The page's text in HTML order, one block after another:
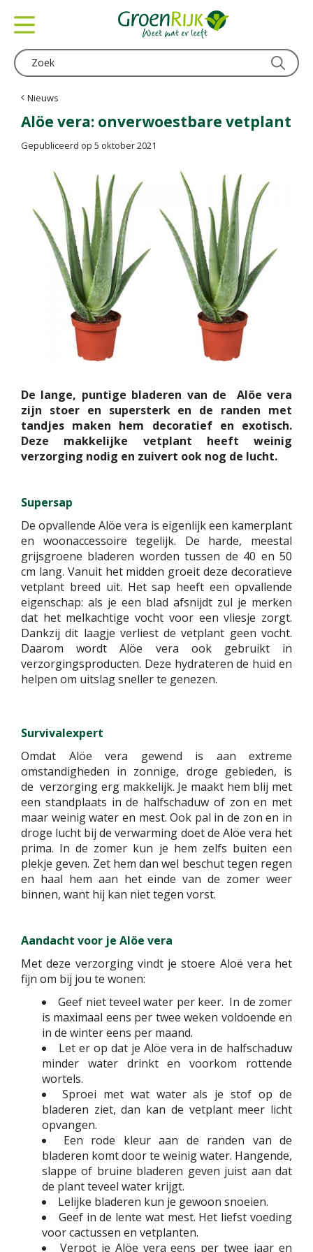
Nieuws
Alöe vera: onverwoestbare vetplant
Gepubliceerd op 5 oktober 2021
De lange, puntige bladeren van de Alöe vera
zijn stoer en supersterk en de randen met
tandjes maken hem decoratief en exotisch.
Deze makkelijke vetplant heeft weinig
verzorging nodig en zuivert ook nog de lucht.
Supersap
De opvallende Alöe vera is eigenlijk een kamerplant
en woonaccessoire tegelijk. De harde, meestal
grijsgroene bladeren worden tussen de 40 en 50
cm lang. Vanuit het midden groeit deze decoratieve
vetplant breed uit. Het sap heeft een opvallende
eigenschap: als je een blad afsnijdt zul je merken
dat het melkachtige vocht voor een vliesje zorgt.
Dankzij dit laagje verliest de vetplant geen vocht.
Daarom wordt Alöe vera ook gebruikt in
verzorgingsproducten. Deze hydrateren de huid en
helpen om uitslag sneller te genezen.
Survivalexpert
Omdat Alöe vera gewend is aan extreme
omstandigheden in zonnige, droge gebieden, is
de verzorging erg makkelijk. Je maakt hem blij met
een standplaats in de halfschaduw of zon en met
maar weinig water en mest. Ook pal in de zon en in
droge lucht bij de verwarming doet de Alöe vera het
prima. In de zomer kun je hem zelfs buiten een
plekje geven. Zet hem dan wel beschut tegen regen
en haal hem aan het einde van de zomer weer
binnen, want hij kan niet tegen vorst.
Aandacht voor je Alöe vera
Met deze verzorging vindt je stoere Aloë vera het
fijn om bij jou te wonen:
Geef niet teveel water per keer. In de zomer
is maximaal eens per twee weken voldoende en
in de winter eens per maand.
Let er op dat je Alöe vera in de halfschaduw
minder water drinkt en voorkom rottende
wortels.
Sproei met wat water als je stof op de
bladeren ziet, dan kan de vetplant meer licht
opvangen.
Een rode kleur aan de randen van de
bladeren komt door te weinig water. Hangende,
slappe of bruine bladeren geven juist aan dat
de plant teveel water krijgt.
Lelijke bladeren kun je gewoon snoeien.
Geef in de lente wat mest. Het liefst voeding
voor cactussen en vetplanten.
Verpot je Alöe vera eens per twee jaar en